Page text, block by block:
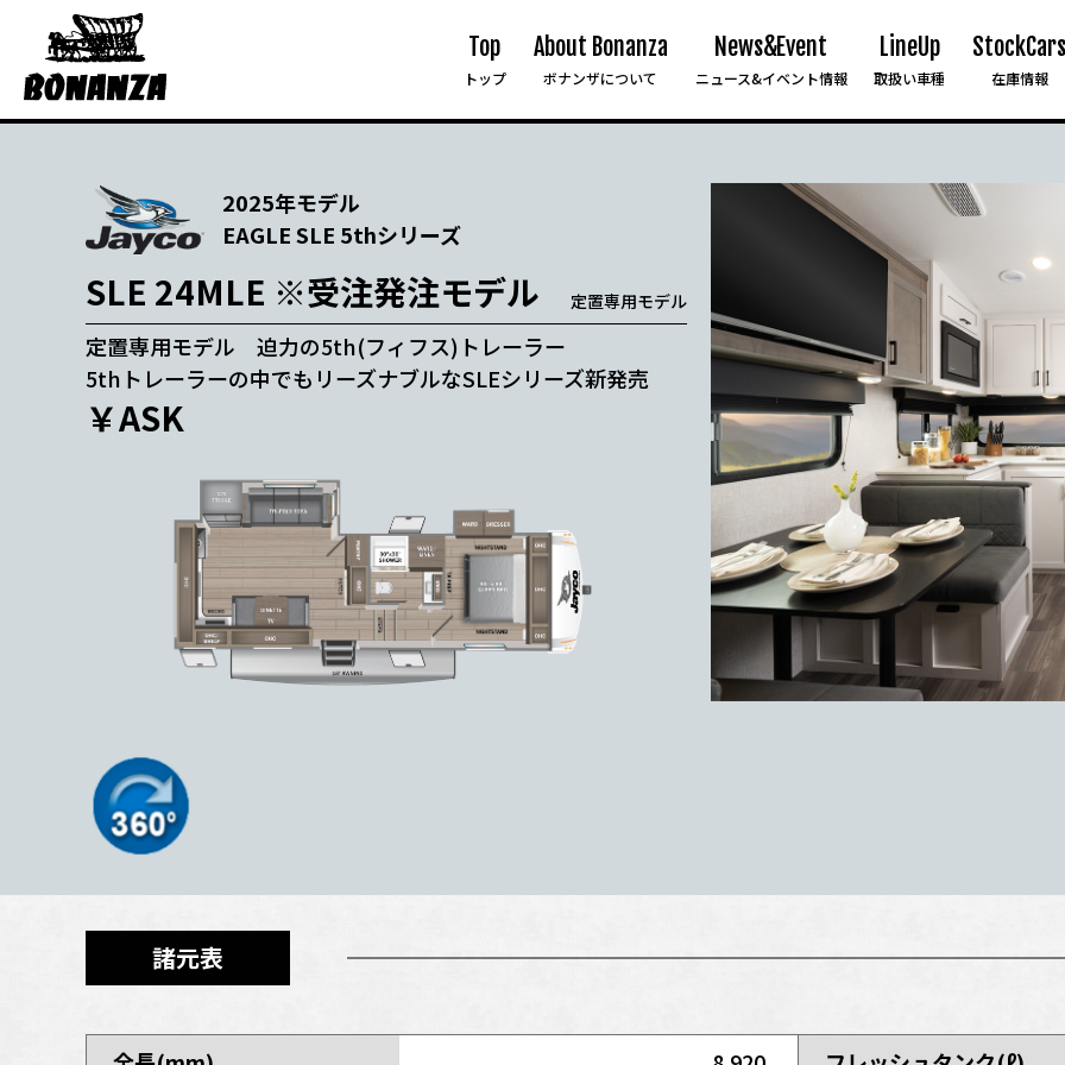
Top
トップ
About Bonanza
ボナンザについて
News&Event
ニュース&イベント情報
LineUp
取扱い車種 在庫情報
2025年モデル
EAGLE SLE 5thシリーズ
SLE 24MLE ※受注発注モデル 定置専用モデル
定置専用モデル 迫力の5th(フィフス)トレーラー
5thトレーラーの中でもリーズナブルなSLEシリーズ新発売
￥ASK
諸元表